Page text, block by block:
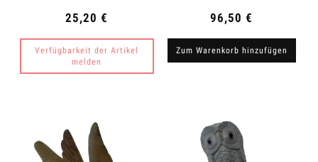
25,20 €
Verfügbarkeit der Artikel
melden
96,50 €
Zum Warenkorb hinzufügen